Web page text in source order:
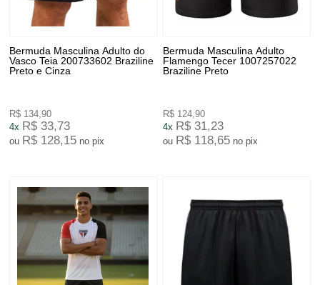
Bermuda Masculina Adulto do
Vasco Teia 200733602 Braziline
Preto e Cinza
R$ 134,90
4x R$ 33,73
ou R$ 128,15 no pix
Bermuda Masculina Adulto
Flamengo Tecer 1007257022
Braziline Preto
R$ 124,90
4x R$ 31,23
ou R$ 118,65 no pix